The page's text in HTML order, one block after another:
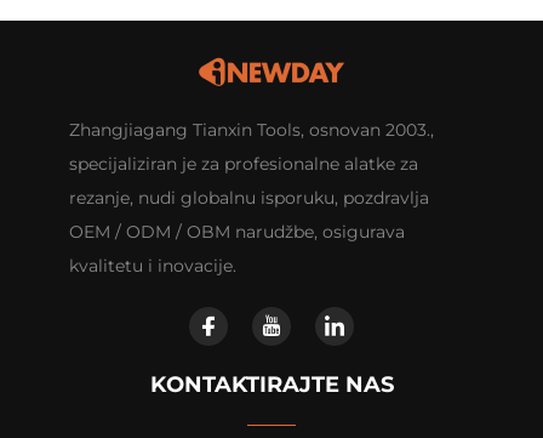
Zhangjiagang Tianxin Tools, osnovan 2003.,
specijaliziran je za profesionalne alatke za
rezanje, nudi globalnu isporuku, pozdravlja
OEM / ODM / OBM narudžbe, osigurava
kvalitetu i inovacije.
KONTAKTIRAJTE NAS